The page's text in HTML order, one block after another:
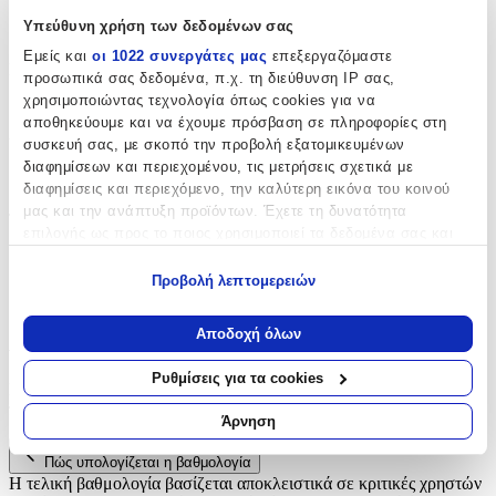
Υπεύθυνη χρήση των δεδομένων σας
Εμείς και οι 1022 συνεργάτες μας επεξεργαζόμαστε
προσωπικά σας δεδομένα, π.χ. τη διεύθυνση IP σας,
χρησιμοποιώντας τεχνολογία όπως cookies για να
αποθηκεύουμε και να έχουμε πρόσβαση σε πληροφορίες στη
συσκευή σας, με σκοπό την προβολή εξατομικευμένων
διαφημίσεων και περιεχομένου, τις μετρήσεις σχετικά με
διαφημίσεις και περιεχόμενο, την καλύτερη εικόνα του κοινού
μας και την ανάπτυξη προϊόντων. Έχετε τη δυνατότητα
Να συλλέξουμε πληροφορίες σχετικά με τη γεωγραφική
σας τοποθεσία, οι οποίες μπορεί να είναι ακριβείς σε
απόσταση μερικών μέτρων
Να αναγνωρίσουμε τη συσκευή σας σαρώνοντας ενεργά
για συγκεκριμένα χαρακτηριστικά (δακτυλικό αποτύπωμα)
Μάθετε περισσότερα σχετικά με τον τρόπο επεξεργασίας των
προσωπικών σας δεδομένων και καθορίστε τις προτιμήσεις σας
στηνενότητα “Λεπτομέρειες”. Μπορείτε να αλλάξετε ή να
Προβολή λεπτομερειών
Αποδοχή όλων
Ρυθμίσεις για τα cookies
Άρνηση
Cobi
Ηλικία :
5+ Ετών
Υλικό:
Πλαστικά
Τεμάχια:
Αξιολογήσεις
Προς το παρόν δεν υπάρχουν άλλες αξιολογήσεις. Όταν
προστεθούν, θα εμφανιστούν εδώ.
Πώς υπολογίζεται η βαθμολογία
Η τελική βαθμολογία βασίζεται αποκλειστικά σε κριτικές χρηστών